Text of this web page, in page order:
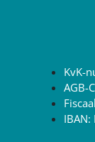
KvK-
AGB-